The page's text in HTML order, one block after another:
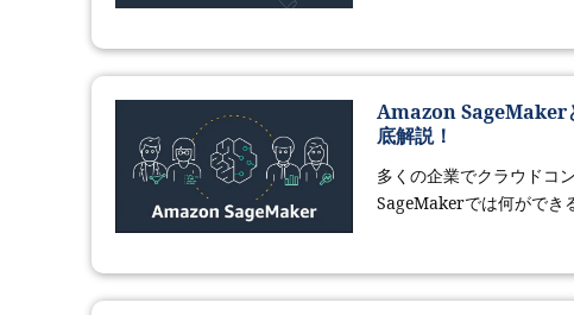
Amazon SageMaker
底解説！
多くの企業でクラウドコ
SageMakerでは何ができ